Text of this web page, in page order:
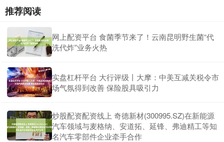
推荐阅读
网上配资平台 食菌季节来了！云南昆明野生菌“代
洗代炸”业务火热
实盘杠杆平台 大行评级丨大摩：中美互减关税令市
场气氛得到改善 保险股具吸引力
炒股配资配资线上 奇德新材(300995.SZ)在新能源
汽车领域与麦格纳、安道拓、延锋、弗迪精工等知
名汽车零部件企业牵手合作